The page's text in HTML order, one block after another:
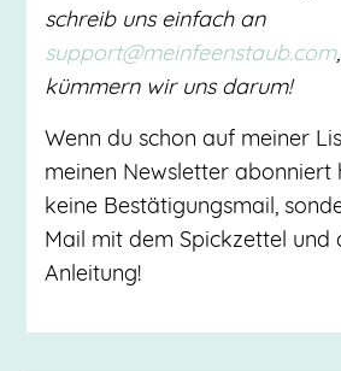
schreib uns einfach an
support@meinfeenstaub.com
kümmern wir uns darum!
Wenn du schon auf meiner
meinen Newsletter abonniert
keine Bestätigungsmail,
Mail mit dem Spickzettel und
Anleitung!